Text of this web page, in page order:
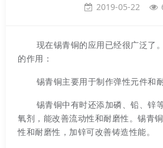
2019-05-22
现在锡青铜的应用已经很广泛了
的作用：
锡青铜主要用于制作弹性元件和耐
锡青铜中有时还添加磷、铅、锌
氧剂，能改善流动性和耐磨性。锡青
性和耐磨性，加锌可改善铸造性能。